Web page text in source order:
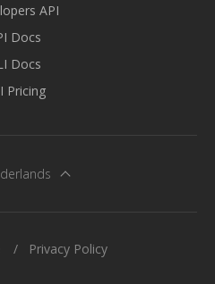
API
Docs
Docs
Pricing
Privacy Policy